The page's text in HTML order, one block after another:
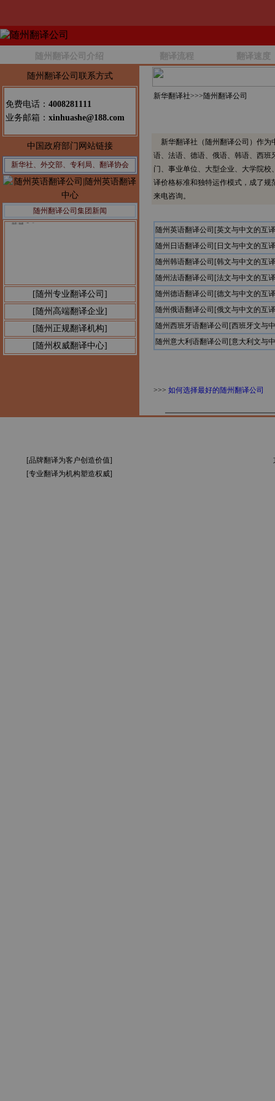
随州翻译公司介绍 翻译流程 翻译速度
随州翻译公司联系方式
免费电话： 4008281111
业务邮箱： xinhuashe@188.com
中国政府部门网站链接
新华社、外交部、专利局、翻译协会
随州翻译公司集团新闻
公告1：
[随州专业翻译公司]
[随州高端翻译企业]
[随州正规翻译机构]
[随州权威翻译中心]
新华翻译社>>>随州翻译公司
新华翻译社（随州翻译公司）作为
语、法语、德语、俄语、韩语、西
门、事业单位、大型企业、大学院
译价格标准和独特运作模式，成了
来电咨询。
随州英语翻译公司[英文与中文的互
随州日语翻译公司[日文与中文的互
随州韩语翻译公司[韩文与中文的互
随州法语翻译公司[法文与中文的互
随州德语翻译公司[德文与中文的互
随州俄语翻译公司[俄文与中文的互
随州西班牙语翻译公司[西班牙文与
随州意大利语翻译公司[意大利文与
>>> 如何选择最好的随州翻译公司
[品牌翻译为客户创造价值]
[专业翻译为机构塑造权威]